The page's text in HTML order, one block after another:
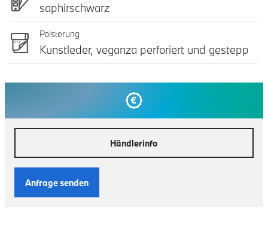
saphirschwarz
Polsterung
Kunstleder, veganza perforiert und gestepp
Händlerinfo
Anfrage senden